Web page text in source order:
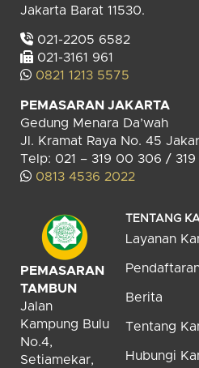
Jakarta Barat 11530.
021-2205 6582
021-3161 961
0821 1213 5575
PEMASARAN JAKARTA
Gedung Menara Da’wah
Jl. Kramat Raya No. 45
Telp: 021 – 319 00 306 /
0813 4536 2022
PEMASARAN
TAMBUN
Jalan
Kampung Bulu
No.4,
Setiamekar,
TENTANG
Layanan
Berita
Tentang
Hubungi